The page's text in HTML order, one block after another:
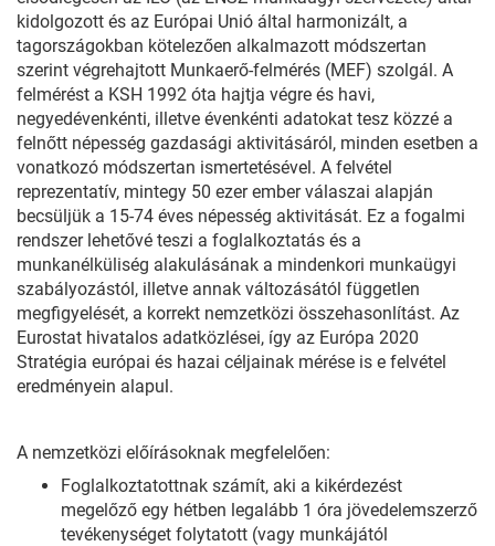
kidolgozott és az Európai Unió által harmonizált, a
tagországokban kötelezően alkalmazott módszertan
szerint végrehajtott Munkaerő-felmérés (MEF) szolgál. A
felmérést a KSH 1992 óta hajtja végre és havi,
negyedévenkénti, illetve évenkénti adatokat tesz közzé a
felnőtt népesség gazdasági aktivitásáról, minden esetben a
vonatkozó módszertan ismertetésével. A felvétel
reprezentatív, mintegy 50 ezer ember válaszai alapján
becsüljük a 15-74 éves népesség aktivitását. Ez a fogalmi
rendszer lehetővé teszi a foglalkoztatás és a
munkanélküliség alakulásának a mindenkori munkaügyi
szabályozástól, illetve annak változásától független
megfigyelését, a korrekt nemzetközi összehasonlítást. Az
Eurostat hivatalos adatközlései, így az Európa 2020
Stratégia európai és hazai céljainak mérése is e felvétel
eredményein alapul.
A nemzetközi előírásoknak megfelelően:
Foglalkoztatottnak számít, aki a kikérdezést
megelőző egy hétben legalább 1 óra jövedelemszerző
tevékenységet folytatott (vagy munkájától